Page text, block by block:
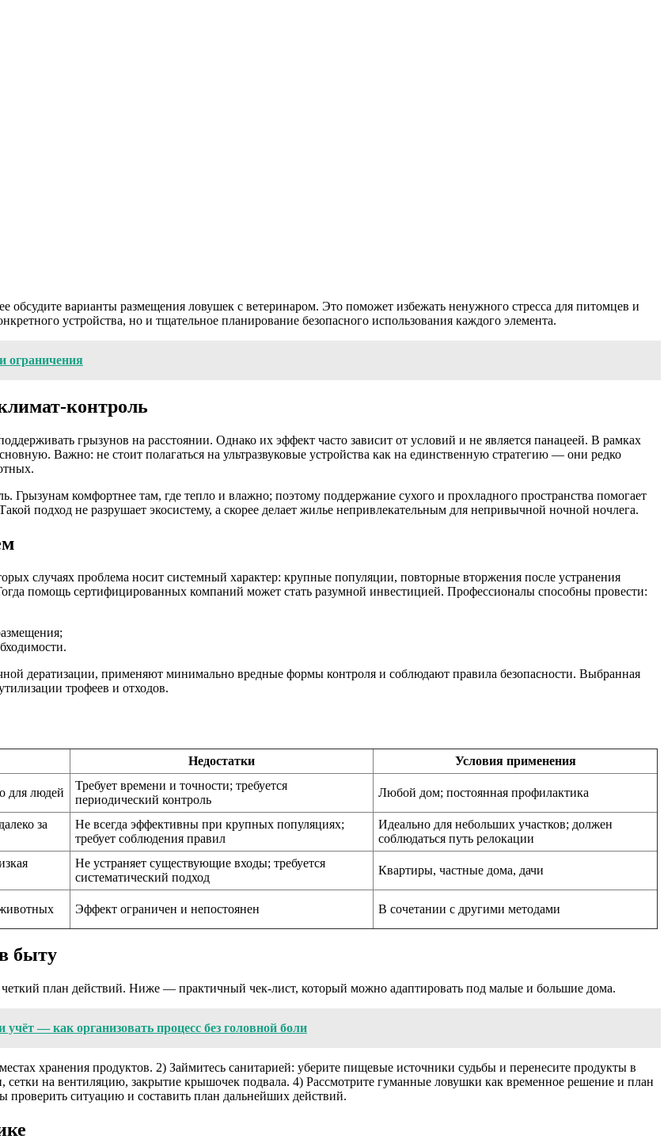
обсудите варианты размещения ловушек с ветеринаром. Это поможет избежать ненужного стресса для питомцев и
устройства, но и тщательное планирование безопасного использования каждого элемента.
ограничения
контроль
грызунов на расстоянии. Однако их эффект часто зависит от условий и не является панацеей. В рамках
Важно: не стоит полагаться на ультразвуковые устройства как на единственную стратегию — они редко
комфортнее там, где тепло и влажно; поэтому поддержание сухого и прохладного пространства помогает
подход не разрушает экосистему, а скорее делает жилье непривлекательным для непривычной ночной ночлега.
случаях проблема носит системный характер: крупные популяции, повторные вторжения после устранения
помощь сертифицированных компаний может стать разумной инвестицией. Профессионалы способны провести:
дератизации, применяют минимально вредные формы контроля и соблюдают правила безопасности. Выбранная
трофеев и отходов.
Недостатки
Условия применения
для людей
Требует времени и точности; требуется
периодический контроль
Любой дом; постоянная профилактика
за
Не всегда эффективны при крупных популяциях;
требует соблюдения правил
Идеально для небольших участков; должен
соблюдаться путь релокации
Не устраняет существующие входы; требуется
систематический подход
Квартиры, частные дома, дачи
Эффект ограничен и непостоянен В сочетании с другими методами
быту
план действий. Ниже — практичный чек-лист, который можно адаптировать под малые и большие дома.
— как организовать процесс без головной боли
хранения продуктов. 2) Займитесь санитарией: уберите пищевые источники судьбы и перенесите продукты в
на вентиляцию, закрытие крышочек подвала. 4) Рассмотрите гуманные ловушки как временное решение и план
проверить ситуацию и составить план дальнейших действий.